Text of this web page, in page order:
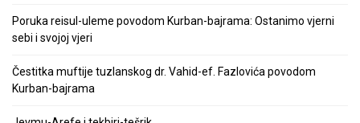
Poruka reisul-uleme povodom Kurban-bajrama: Ostanimo vjerni
sebi i svojoj vjeri
Čestitka muftije tuzlanskog dr. Vahid-ef. Fazlovića povodom
Kurban-bajrama